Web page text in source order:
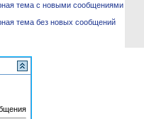
тема с новыми сообщениями
тема без новых сообщений